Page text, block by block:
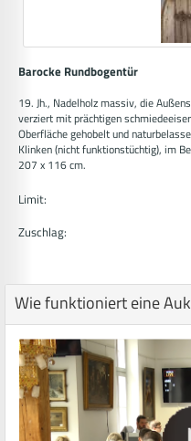
Barocke Rundbogentür
19. Jh., Nadelholz massiv, die
verziert mit prächtigen
Oberfläche gehobelt und
Klinken (nicht funktionstüchtig), im
207 x 116 cm.
Limit:
Zuschlag:
Wie funktioniert eine